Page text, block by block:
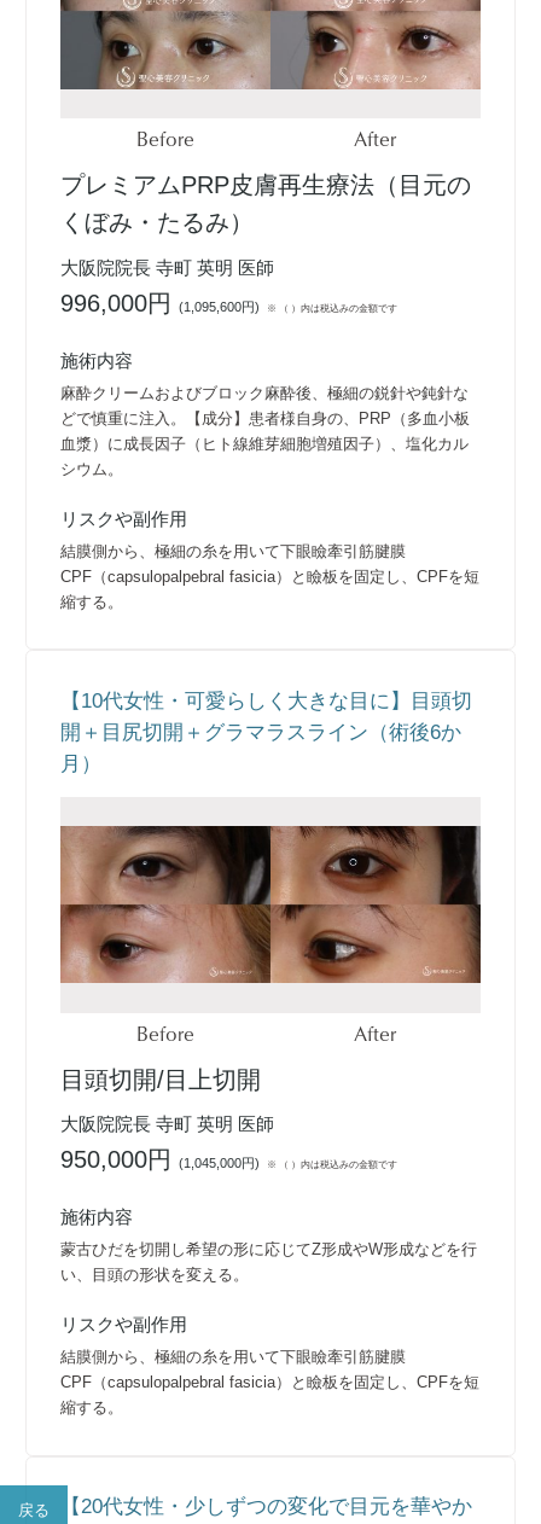
戻る
Before After
プレミアムPRP皮膚再生療法（目元の
くぼみ・たるみ）
大阪院院長 寺町 英明 医師
996,000円(1,095,600円) ※ （ ）内は税込みの金額です
施術内容
麻酔クリームおよびブロック麻酔後、極細の鋭針や鈍針な
どで慎重に注入。【成分】患者様自身の、PRP（多血小板
血漿）に成長因子（ヒト線維芽細胞増殖因子）、塩化カル
シウム。
リスクや副作用
結膜側から、極細の糸を用いて下眼瞼牽引筋腱膜
CPF（capsulopalpebral fasicia）と瞼板を固定し、CPFを短
縮する。
【10代女性・可愛らしく大きな目に】目頭切
開＋目尻切開＋グラマラスライン（術後6か
月）
Before After
目頭切開/目上切開
大阪院院長 寺町 英明 医師
950,000円(1,045,000円) ※ （ ）内は税込みの金額です
施術内容
蒙古ひだを切開し希望の形に応じてZ形成やW形成などを行
い、目頭の形状を変える。
リスクや副作用
結膜側から、極細の糸を用いて下眼瞼牽引筋腱膜
CPF（capsulopalpebral fasicia）と瞼板を固定し、CPFを短
縮する。
【20代女性・少しずつの変化で目元を華やか